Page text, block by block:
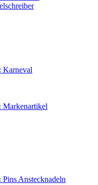
Karneval
Markenartikel
Pins Anstecknadeln